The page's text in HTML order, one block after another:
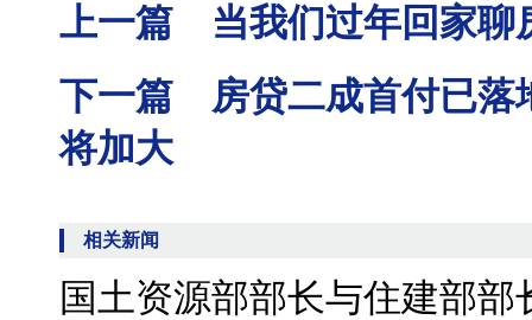
上一篇 当我们过年回家聊
下一篇 房贷二成首付已落
将加大
相关新闻
国土资源部部长与住建部部